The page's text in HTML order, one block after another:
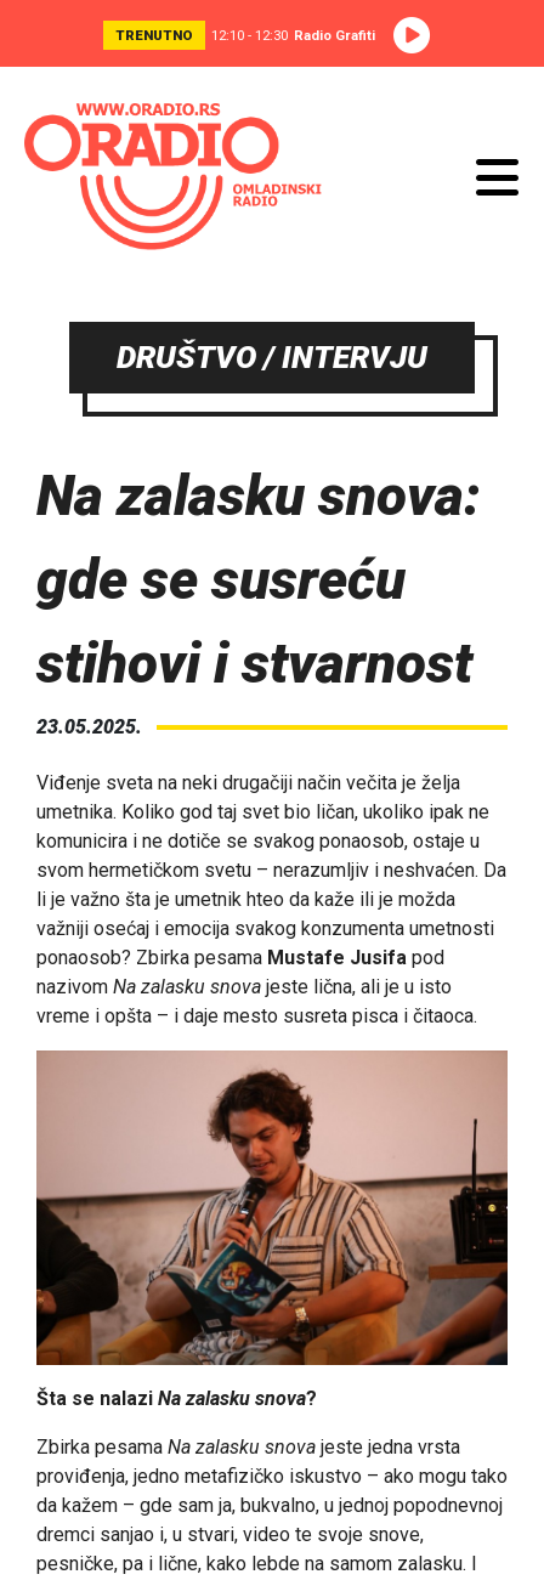
TRENUTNO 12:10 - 12:30 Radio Grafiti
DRUŠTVO / INTERVJU
Na zalasku snova:
gde se susreću
stihovi i stvarnost
23.05.2025.
Viđenje sveta na neki drugačiji način večita je želja
umetnika. Koliko god taj svet bio ličan, ukoliko ipak ne
komunicira i ne dotiče se svakog ponaosob, ostaje u
svom hermetičkom svetu – nerazumljiv i neshvaćen. Da
li je važno šta je umetnik hteo da kaže ili je možda
važniji osećaj i emocija svakog konzumenta umetnosti
ponaosob? Zbirka pesama Mustafe Jusifa pod
nazivom Na zalasku snova jeste lična, ali je u isto
vreme i opšta – i daje mesto susreta pisca i čitaoca.
Šta se nalazi Na zalasku snova?
Zbirka pesama Na zalasku snova jeste jedna vrsta
proviđenja, jedno metafizičko iskustvo – ako mogu tako
da kažem – gde sam ja, bukvalno, u jednoj popodnevnoj
dremci sanjao i, u stvari, video te svoje snove,
pesničke, pa i lične, kako lebde na samom zalasku. I